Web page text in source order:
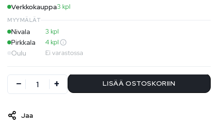
Verkkokauppa3 kpl
MYYMÄLÄT
Nivala 3 kpl
Pirkkala 4 kpl
Oulu Ei varastossa
LISÄÄ OSTOSKORIIN
Jaa